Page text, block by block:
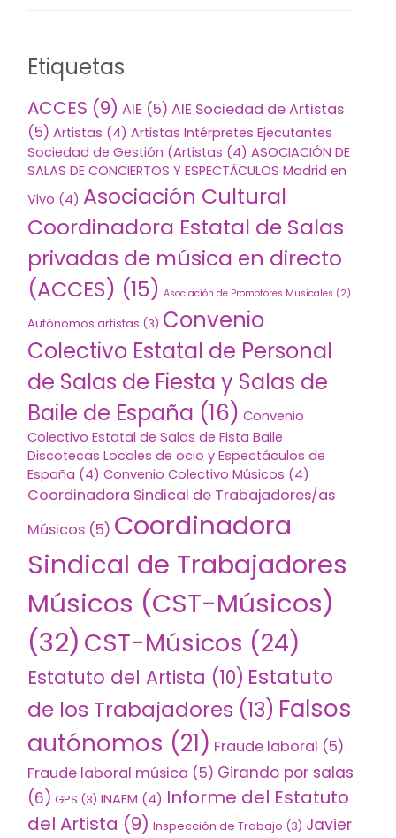
Etiquetas
ACCES (9) AIE (5) AIE Sociedad de Artistas
(5) Artistas (4) Artistas Intérpretes Ejecutantes
Sociedad de Gestión (Artistas (4) ASOCIACIÓN DE
SALAS DE CONCIERTOS Y ESPECTÁCULOS Madrid en
Vivo (4) Asociación Cultural
Coordinadora Estatal de Salas
privadas de música en directo
(ACCES) (15) Asociación de Promotores Musicales (2)
Autónomos artistas (3) Convenio
Colectivo Estatal de Personal
de Salas de Fiesta y Salas de
Baile de España (16) Convenio
Colectivo Estatal de Salas de Fista Baile
Discotecas Locales de ocio y Espectáculos de
España (4) Convenio Colectivo Músicos (4)
Coordinadora Sindical de Trabajadores/as
Músicos (5) Coordinadora
Sindical de Trabajadores
Músicos (CST-Músicos)
(32) CST-Músicos (24)
Estatuto del Artista (10) Estatuto
de los Trabajadores (13) Falsos
autónomos (21) Fraude laboral (5)
Fraude laboral música (5) Girando por salas
(6) GPS (3) INAEM (4) Informe del Estatuto
del Artista (9) Inspección de Trabajo (3) Javier